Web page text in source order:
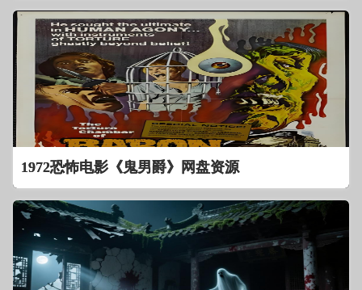
1972恐怖电影《鬼男爵》网盘资源